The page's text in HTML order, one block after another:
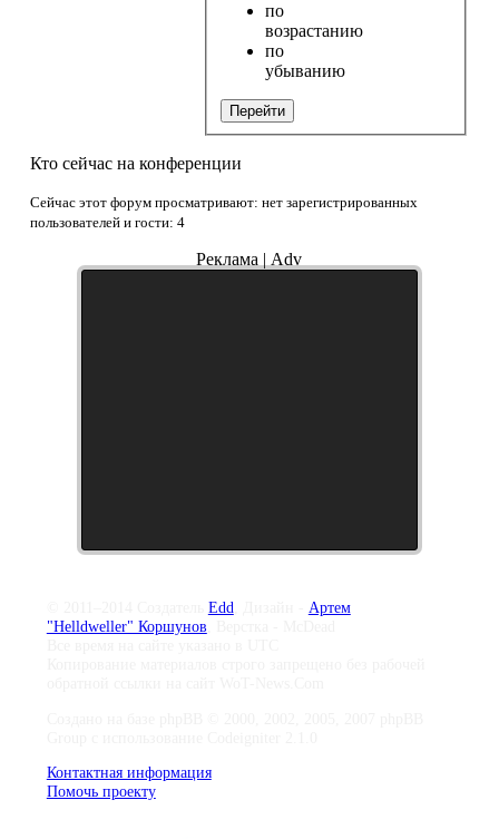
по
возрастанию
по
убыванию
Перейти
Кто сейчас на конференции
Сейчас этот форум просматривают: нет зарегистрированных
пользователей и гости: 4
Реклама | Adv
Edd, Дизайн - Артем
"Helldweller" Коршунов
Контактная информация
Помочь проекту